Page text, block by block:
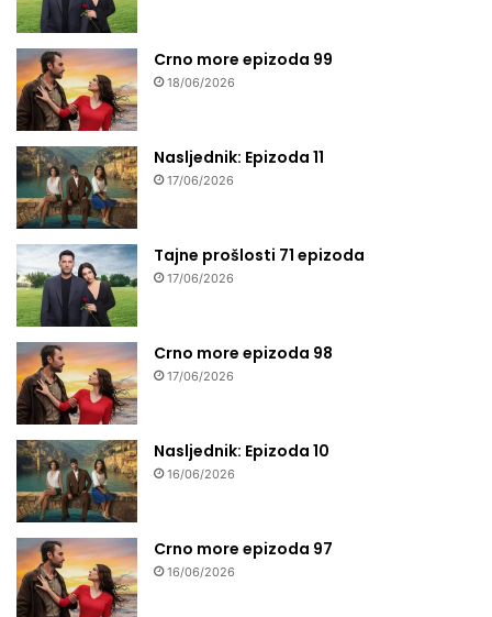
Crno more epizoda 99
18/06/2026
Nasljednik: Epizoda 11
17/06/2026
Tajne prošlosti 71 epizoda
17/06/2026
Crno more epizoda 98
17/06/2026
Nasljednik: Epizoda 10
16/06/2026
Crno more epizoda 97
16/06/2026